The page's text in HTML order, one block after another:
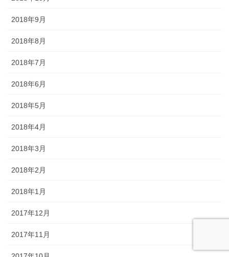
2018年9月
2018年8月
2018年7月
2018年6月
2018年5月
2018年4月
2018年3月
2018年2月
2018年1月
2017年12月
2017年11月